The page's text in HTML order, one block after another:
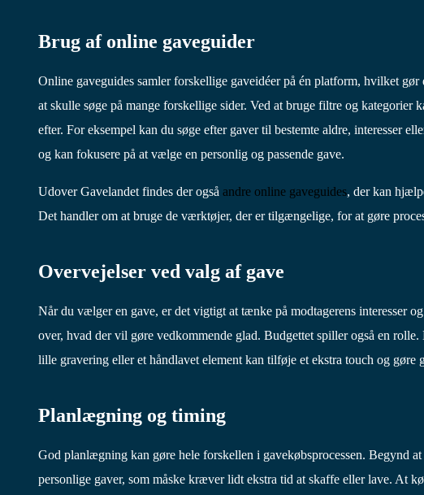
Brug af online gaveguider
Online gaveguides samler forskellige gaveidéer på én platform, hvilket gør
at skulle søge på mange forskellige sider. Ved at bruge filtre og kategorier
efter. For eksempel kan du søge efter gaver til bestemte aldre, interesser
og kan fokusere på at vælge en personlig og passende gave.
Udover Gavelandet findes der også andre online gaveguides, der kan
Det handler om at bruge de værktøjer, der er tilgængelige, for at gøre
Overvejelser ved valg af gave
Når du vælger en gave, er det vigtigt at tænke på modtagerens interesser
over, hvad der vil gøre vedkommende glad. Budgettet spiller også en
lille gravering eller et håndlavet element kan tilføje et ekstra touch og gøre
Planlægning og timing
God planlægning kan gøre hele forskellen i gavekøbsprocessen. Begynd
personlige gaver, som måske kræver lidt ekstra tid at skaffe eller lave. At